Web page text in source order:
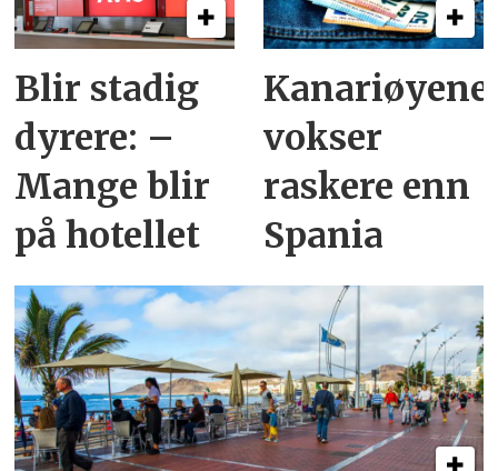
Blir stadig
dyrere: –
Mange blir
på hotellet
Kanariøyene
vokser
raskere enn
Spania